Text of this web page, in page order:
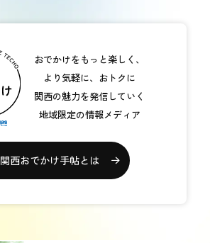
おでかけをもっと楽しく、
より気軽に、おトクに
関西の魅力を発信していく
地域限定の情報メディア
関西おでかけ手帖とは